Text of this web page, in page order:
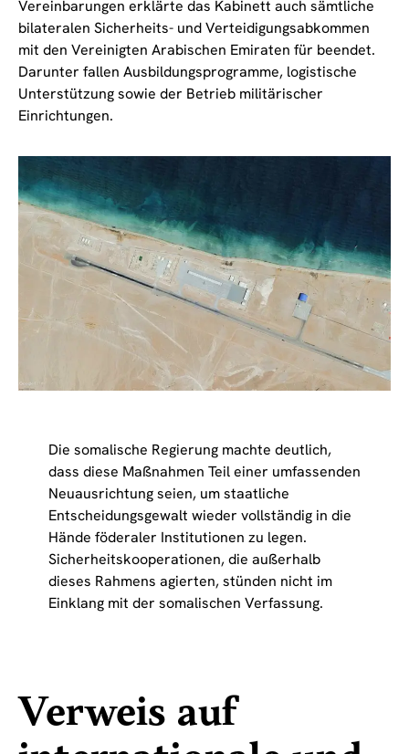
Vereinbarungen erklärte das Kabinett auch sämtliche
bilateralen Sicherheits- und Verteidigungsabkommen
mit den Vereinigten Arabischen Emiraten für beendet.
Darunter fallen Ausbildungsprogramme, logistische
Unterstützung sowie der Betrieb militärischer
Einrichtungen.
Die somalische Regierung machte deutlich,
dass diese Maßnahmen Teil einer umfassenden
Neuausrichtung seien, um staatliche
Entscheidungsgewalt wieder vollständig in die
Hände föderaler Institutionen zu legen.
Sicherheitskooperationen, die außerhalb
dieses Rahmens agierten, stünden nicht im
Einklang mit der somalischen Verfassung.
Verweis auf